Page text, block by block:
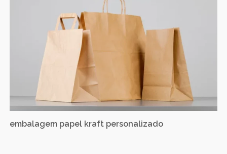
embalagem papel kraft personalizado